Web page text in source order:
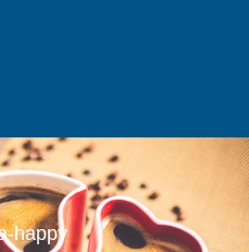
happy